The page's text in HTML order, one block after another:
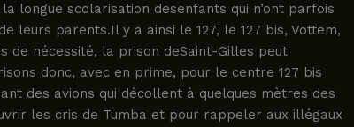
longue scolarisation desenfants qui n’ont parfois
leurs parents.Il y a ainsi le 127, le 127 bis, Vottem,
de nécessité, la prison deSaint-Gilles peut
donc, avec en prime, pour le centre 127 bis
des avions qui décollent à quelques mètres des
les cris de Tumba et pour rappeler aux illégaux